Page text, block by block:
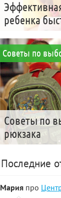
ребенка
Советы по
Советы по
рюкзака
Последние
Мария про